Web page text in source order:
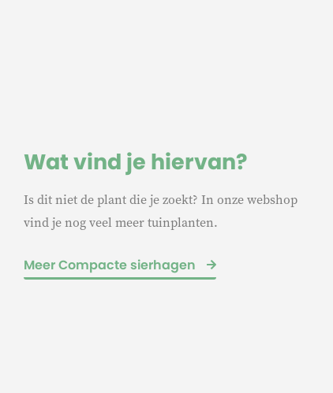
Wat vind je hiervan?
Is dit niet de plant die je zoekt? In onze webshop
vind je nog veel meer tuinplanten.
Meer Compacte sierhagen